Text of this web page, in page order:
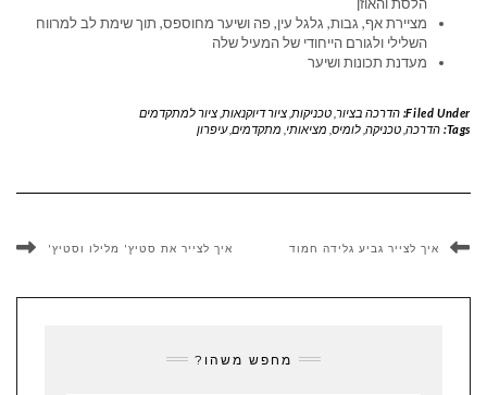
מציירת אף, גבות, גלגל עין, פה ושיער מחוספס, תוך שימת לב למרווח
השלילי ולגורם הייחודי של המעיל שלה
מעדנת תכונות ושיער
Filed Under: הדרכה בציור, טכניקות ציור דיוקנאות ציור למתקדמים
Tags: הדרכה, טכניקה, לומיס, מציאותי מתקדמים,עיפרון
איך לצייר גביע גלידה חמוד איך לצייר את סטיץ' מלילו וסטיץ'
מחפש משהו?